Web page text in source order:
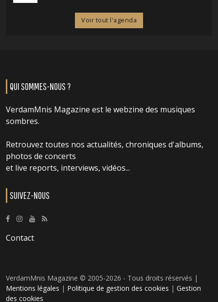
Voir tout l'agenda
QUI SOMMES-NOUS ?
VerdamMnis Magazine est le webzine des musiques
sombres.
Retrouvez toutes nos actualités, chroniques d'albums,
photos de concerts
et live reports, interviews, vidéos...
SUIVEZ-NOUS
Contact
VerdamMnis Magazine © 2005-2026 - Tous droits réservés |
Mentions légales | Politique de gestion des cookies | Gestion
des cookies